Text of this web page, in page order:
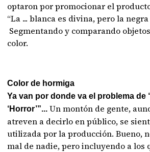
optaron por promocionar el
“La ... blanca es divina, pero la negra
Segmentando y comparando
color.
Color de hormiga
Ya van por donde va el problema de
‘Horror’”...Un montón de gente,
atreven a decirlo en público, se
utilizada por la producción. Bueno,
mal de nadie, pero incluyendo a los